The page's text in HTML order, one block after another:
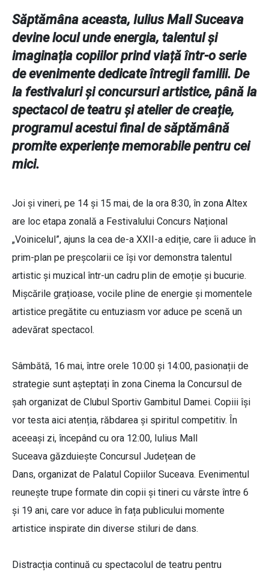
Săptămâna aceasta, Iulius Mall Suceava
devine locul unde energia, talentul și
imaginația copiilor prind viață într-o serie
de evenimente dedicate întregii familii. De
la festivaluri și concursuri artistice, până la
spectacol de teatru și atelier de creație,
programul acestui final de săptămână
promite experiențe memorabile pentru cei
mici.
Joi și vineri, pe 14 și 15 mai, de la ora 8:30, în zona Altex
are loc etapa zonală a Festivalului Concurs Național
„Voinicelul”, ajuns la cea de-a XXII-a ediție, care îi aduce în
prim-plan pe preșcolarii ce își vor demonstra talentul
artistic și muzical într-un cadru plin de emoție și bucurie.
Mișcările grațioase, vocile pline de energie și momentele
artistice pregătite cu entuziasm vor aduce pe scenă un
adevărat spectacol.
Sâmbătă, 16 mai, între orele 10:00 și 14:00, pasionații de
strategie sunt așteptați în zona Cinema la Concursul de
șah organizat de Clubul Sportiv Gambitul Damei. Copiii își
vor testa aici atenția, răbdarea și spiritul competitiv. În
aceeași zi, începând cu ora 12:00, Iulius Mall
Suceava găzduiește Concursul Județean de
Dans, organizat de Palatul Copiilor Suceava. Evenimentul
reunește trupe formate din copii și tineri cu vârste între 6
și 19 ani, care vor aduce în fața publicului momente
artistice inspirate din diverse stiluri de dans.
Distracția continuă cu spectacolul de teatru pentru